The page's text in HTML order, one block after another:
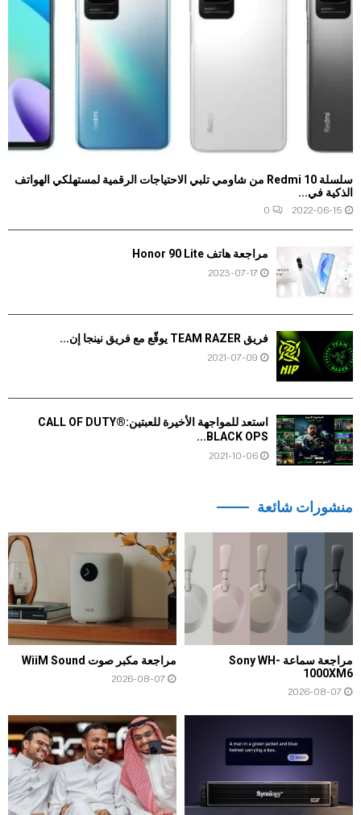
سلسلة Redmi 10 من شاومي تلبي الاحتياجات الرقمية لمستهلكي الهواتف
الذكية في...
2022-06-15
0
مراجعة هاتف Honor 90 Lite
2023-07-17
فريق TEAM RAZER يوقّع مع فريق نينجا إن...
2021-07-09
استعد للمواجهة الأخيرة للعبتينCALL OF DUTY®:
BLACK OPS...
2021-10-06
منشورات شائعة
مراجعة سماعة Sony WH-
1000XM6
2026-08-07
مراجعة مكبر صوت WiiM Sound
2026-08-07